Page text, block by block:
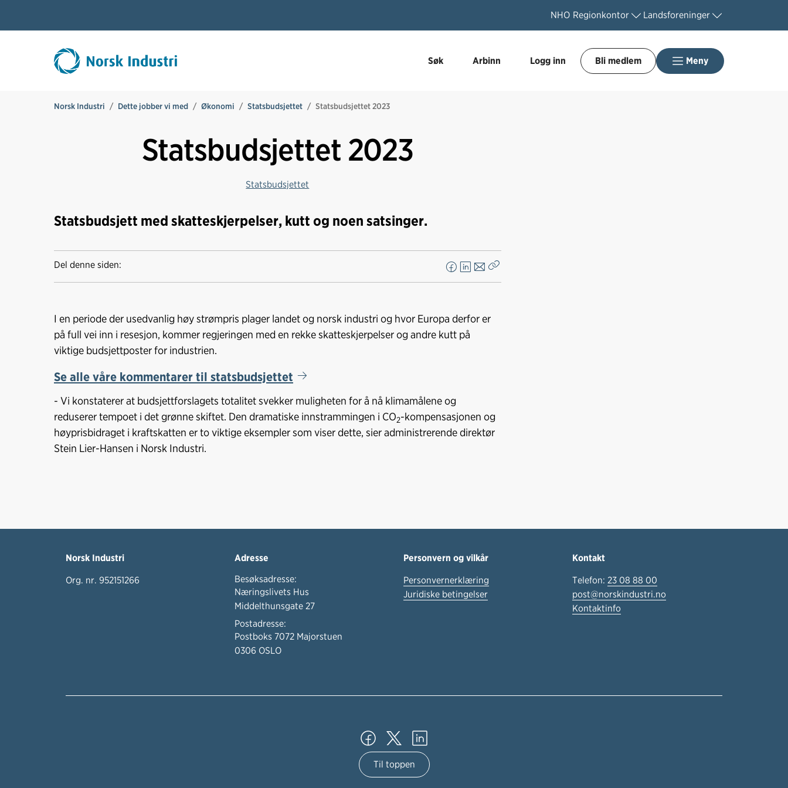
NHO Regionkontor Landsforeninger
Søk Arbinn Logg inn Bli medlem Meny
Norsk Industri Dette jobber vi med Økonomi Statsbudsjettet Statsbudsjettet 2023
Statsbudsjettet 2023
Statsbudsjettet
Statsbudsjett med skatteskjerpelser, kutt og noen satsinger.
Del denne siden:
F
e
L
k
d
E
o
I en periode der usedvanlig høy strømpris plager landet og norsk industri og hvor Europa derfor er
på full vei inn i resesjon, kommer regjeringen med en rekke skatteskjerpelser og andre kutt på
viktige budsjettposter for industrien.
Se alle våre kommentarer til statsbudsjettet
- Vi konstaterer at budsjettforslagets totalitet svekker muligheten for å nå klimamålene og
reduserer tempoet i det grønne skiftet. Den dramatiske innstrammingen i CO2-kompensasjonen og
høyprisbidraget i kraftskatten er to viktige eksempler som viser dette, sier administrerende direktør
Stein Lier-Hansen i Norsk Industri.
Norsk Industri
Org. nr. 952151266
Adresse
Besøksadresse:
Næringslivets Hus
Middelthunsgate 27
Postadresse:
Postboks 7072 Majorstuen
0306 OSLO
Personvern og vilkår
Personvernerklæring
Juridiske betingelser
Kontakt
Telefon: 23 08 88 00
post@norskindustri.no
Kontaktinfo
Til toppen